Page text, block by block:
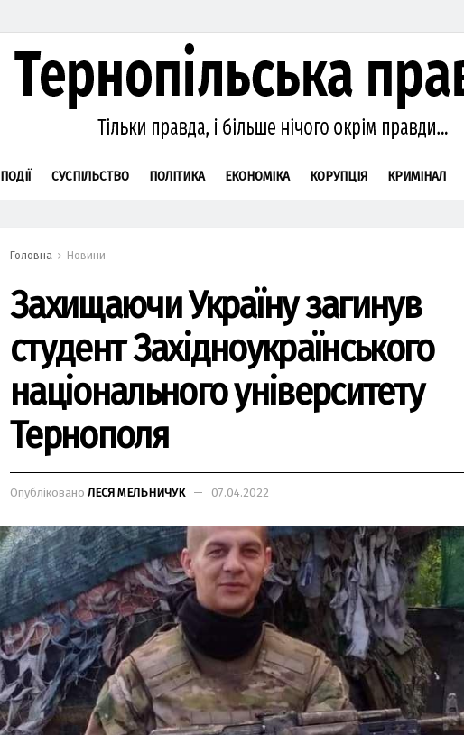
ПОДІЇ СУСПІЛЬСТВО ПОЛІТИКА ЕКОНОМІКА КОРУПЦІЯ КРИМІНАЛ
Головна Новини
Захищаючи Україну загинув
студент Західноукраїнського
національного університету
Тернополя
Опубліковано ЛЕСЯ МЕЛЬНИЧУК 07.04.2022